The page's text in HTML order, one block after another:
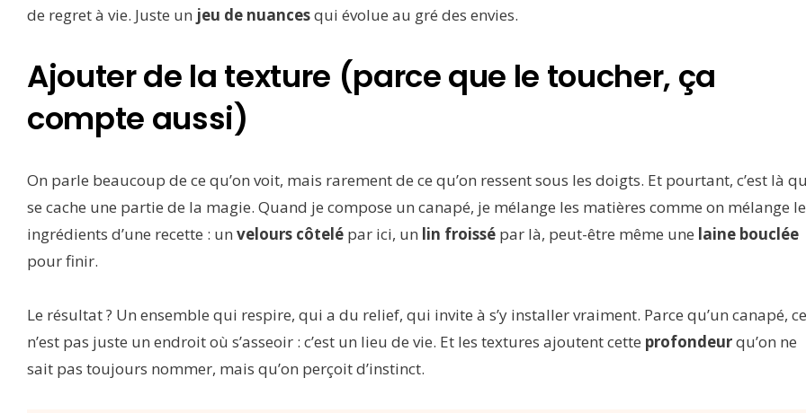
de regret à vie. Juste un jeu de nuancesqui évolue au gré des envies.
Ajouter de la texture (parce que le toucher, ça
compte aussi)
On parle beaucoup de ce qu’on voit, mais rarement de ce qu’on ressent sous les doigts. Et pourtant, c’est là
se cache une partie de la magie. Quand je compose un canapé, je mélange les matières comme on mélange
ingrédients d’une recette : un velours côtelé par ici, un lin froissé par là, peut-être même une laine bouclée
pour finir.
Le résultat ? Un ensemble qui respire, qui a du relief, qui invite à s’y installer vraiment. Parce qu’un canapé, ce
n’est pas juste un endroit où s’asseoir : c’est un lieu de vie. Et les textures ajoutent cette profondeurqu’on ne
sait pas toujours nommer, mais qu’on perçoit d’instinct.